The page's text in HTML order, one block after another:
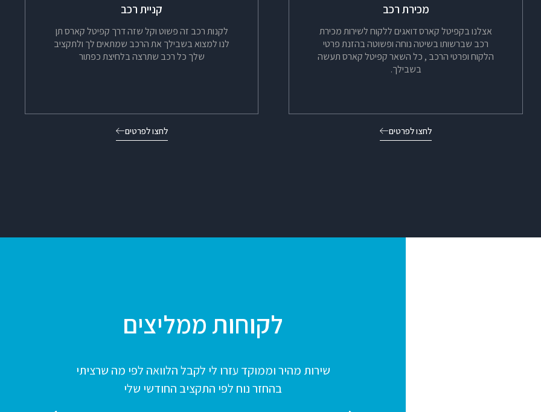
מכירת רכב
אצלנו בקפיטל קארס דואגים ללקוח לשירות מכירת
רכב שברשותו בשיטה נוחה ופשוטה בהזנת פרטי
הלקוח ופרטי הרכב , כל השאר קפיטל קארס תעשה
בשבילך.
לחצו לפרטים
קניית רכב
לקנות רכב זה פשוט וקל שזה דרך קפיטל קארס תן
לנו למצוא בשבילך את הרכב שמתאים לך ולתקציב
שלך כל רכב שתרצה בלחיצת כפתור
לחצו לפרטים
לקוחות ממליצים
שירות מהיר וממוקד עזרו לי לקבל הלוואה לפי מה שרציתי
בהחזר נוח לפי התקציב החודשי שלי